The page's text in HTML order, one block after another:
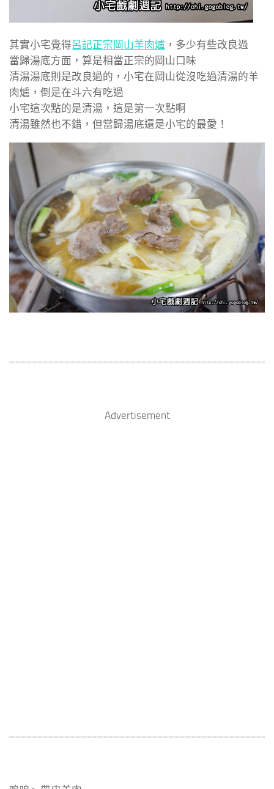
其實小宅覺得呂記正宗岡山羊肉爐 ，多少有些改良過
當歸湯底方面，算是相當正宗的岡山口味
清湯湯底則是改良過的，小宅在岡山從沒吃過清湯的羊
肉爐，倒是在斗六有吃過
小宅這次點的是清湯，這是第一次點啊
清湯雖然也不錯，但當歸湯底還是小宅的最愛！
Advertisement